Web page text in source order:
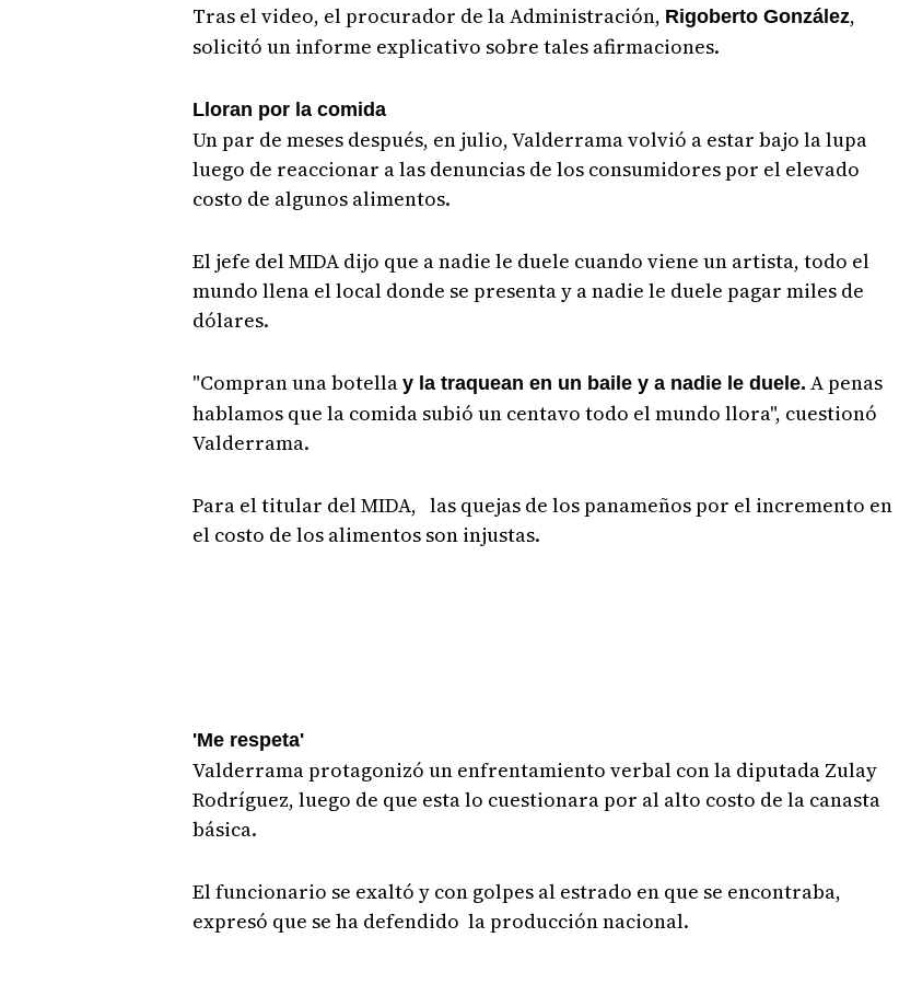
Tras el video, el procurador de la Administración, Rigoberto González,
solicitó un informe explicativo sobre tales afirmaciones.
Lloran por la comida
Un par de meses después, en julio, Valderrama volvió a estar bajo la lupa
luego de reaccionar a las denuncias de los consumidores por el elevado
costo de algunos alimentos.
El jefe del MIDA dijo que a nadie le duele cuando viene un artista, todo el
mundo llena el local donde se presenta y a nadie le duele pagar miles de
dólares.
"Compran una botella y la traquean en un baile y a nadie le duele. A penas
hablamos que la comida subió un centavo todo el mundo llora", cuestionó
Valderrama.
Para el titular del MIDA, las quejas de los panameños por el incremento en
el costo de los alimentos son injustas.
'Me respeta'
Valderrama protagonizó un enfrentamiento verbal con la diputada Zulay
Rodríguez, luego de que esta lo cuestionara por al alto costo de la canasta
básica.
El funcionario se exaltó y con golpes al estrado en que se encontraba,
expresó que se ha defendido la producción nacional.